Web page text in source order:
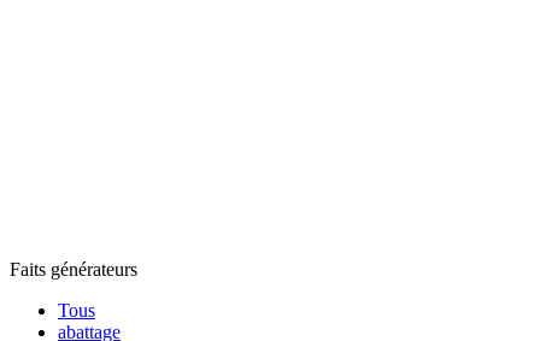
Faits générateurs
Tous
abattage